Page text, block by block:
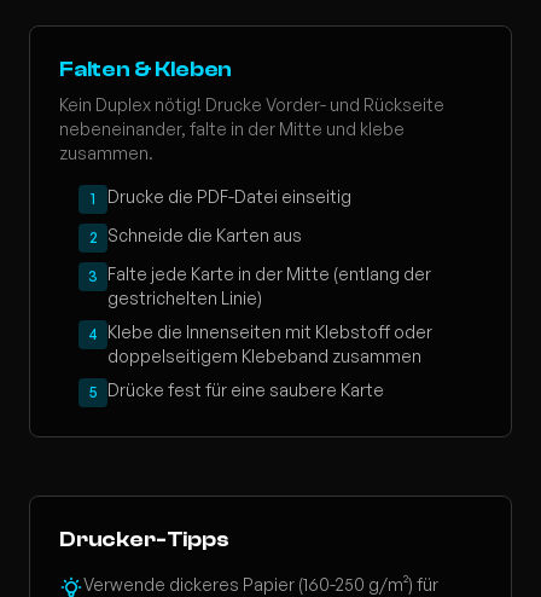
Falten & Kleben
Kein Duplex nötig! Drucke Vorder- und Rückseite
nebeneinander, falte in der Mitte und klebe
zusammen.
1 Drucke die PDF-Datei einseitig
2 Schneide die Karten aus
3
Falte jede Karte in der Mitte (entlang der
gestrichelten Linie)
4
Klebe die Innenseiten mit Klebstoff oder
doppelseitigem Klebeband zusammen
5 Drücke fest für eine saubere Karte
Drucker-Tipps
Verwende dickeres Papier (160-250 g/m²) für